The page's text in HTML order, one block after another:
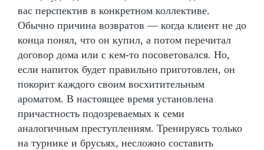
вас перспектив в конкретном коллективе.
Обычно причина возвратов — когда клиент не до
конца понял, что он купил, а потом перечитал
договор дома или с кем-то посоветовался. Но,
если напиток будет правильно приготовлен, он
покорит каждого своим восхитительным
ароматом. В настоящее время установлена
причастность подозреваемых к семи
аналогичным преступлениям. Тренируясь только
на турнике и брусьях, несложно составить